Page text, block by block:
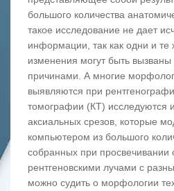
большого количества
такое исследование не дает
информации, так как одни и те
изменения могут быть
причинами. А многие
выявляются при
томографии (КТ) исследуются
аксиальных срезов, которые
компьютером из большого
собранных при просвечивании
рентгеновскими лучами с
можно судить о морфологии